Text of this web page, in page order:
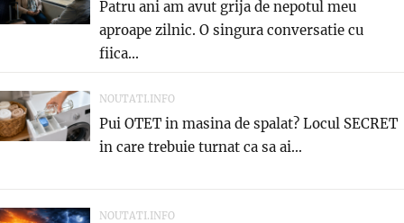
Patru ani am avut grija de nepotul meu
aproape zilnic. O singura conversatie cu
fiica...
NOUTATI.INFO
Pui OTET in masina de spalat? Locul SECRET
in care trebuie turnat ca sa ai...
NOUTATI.INFO